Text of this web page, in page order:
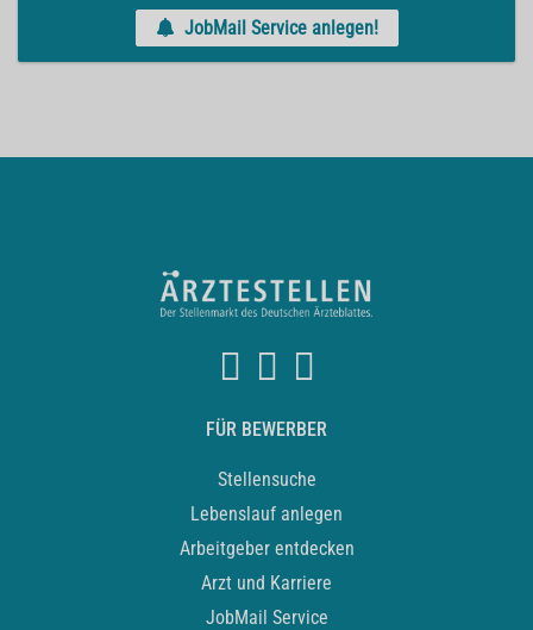
JobMail Service anlegen!
FÜR BEWERBER
Stellensuche
Lebenslauf anlegen
Arbeitgeber entdecken
Arzt und Karriere
JobMail Service